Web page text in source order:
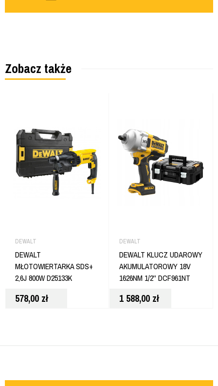
Zobacz także
DEWALT
DEWALT
MŁOTOWIERTARKA SDS+
2,6J 800W D25133K
578,00 zł
DEWALT
DEWALT KLUCZ UDAROWY
AKUMULATOROWY 18V
1626NM 1/2'' DCF961NT
1 588,00 zł